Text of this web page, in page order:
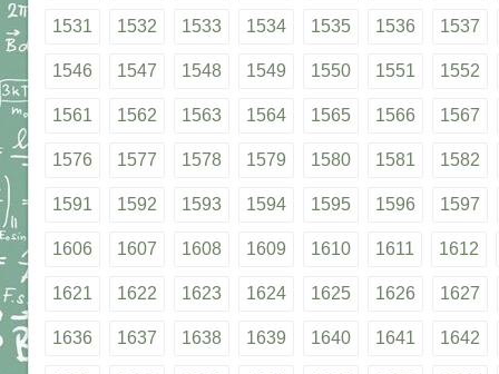
1531 1532 1533 1534 1535 1536 1537
1546 1547 1548 1549 1550 1551 1552
1561 1562 1563 1564 1565 1566 1567
1576 1577 1578 1579 1580 1581 1582
1591 1592 1593 1594 1595 1596 1597
1606 1607 1608 1609 1610 1611 1612
1621 1622 1623 1624 1625 1626 1627
1636 1637 1638 1639 1640 1641 1642